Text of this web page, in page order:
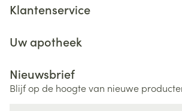
Klantenservice
Uw apotheek
Nieuwsbrief
Blijf op de hoogte van nieuwe